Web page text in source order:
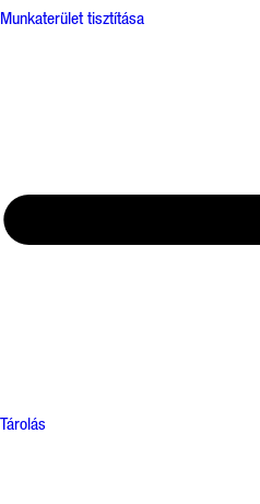
Munkaterület tisztítása
Tárolás